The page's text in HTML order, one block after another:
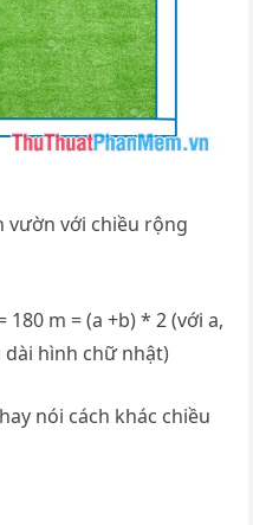
vườn với chiều rộng
180 m = (a +b) * 2 (với a,
hình chữ nhật)
nói cách khác chiều